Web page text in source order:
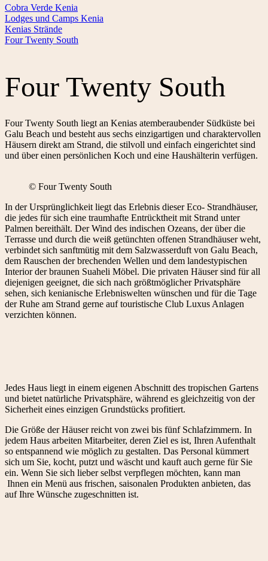
Cobra Verde Kenia
Lodges und Camps Kenia
Kenias Strände
Four Twenty South
Four Twenty South
Four Twenty South liegt an Kenias atemberaubender Südküste bei
Galu Beach und besteht aus sechs einzigartigen und charaktervollen
Häusern direkt am Strand, die stilvoll und einfach eingerichtet sind
und über einen persönlichen Koch und eine Haushälterin verfügen.
© Four Twenty South
In der Ursprünglichkeit liegt das Erlebnis dieser Eco- Strandhäuser,
die jedes für sich eine traumhafte Entrücktheit mit Strand unter
Palmen bereithält. Der Wind des indischen Ozeans, der über die
Terrasse und durch die weiß getünchten offenen Strandhäuser weht,
verbindet sich sanftmütig mit dem Salzwasserduft von Galu Beach,
dem Rauschen der brechenden Wellen und dem landestypischen
Interior der braunen Suaheli Möbel. Die privaten Häuser sind für all
diejenigen geeignet, die sich nach größtmöglicher Privatsphäre
sehen, sich kenianische Erlebniswelten wünschen und für die Tage
der Ruhe am Strand gerne auf touristische Club Luxus Anlagen
verzichten können.
Jedes Haus liegt in einem eigenen Abschnitt des tropischen Gartens
und bietet natürliche Privatsphäre, während es gleichzeitig von der
Sicherheit eines einzigen Grundstücks profitiert.
Die Größe der Häuser reicht von zwei bis fünf Schlafzimmern. In
jedem Haus arbeiten Mitarbeiter, deren Ziel es ist, Ihren Aufenthalt
so entspannend wie möglich zu gestalten. Das Personal kümmert
sich um Sie, kocht, putzt und wäscht und kauft auch gerne für Sie
ein. Wenn Sie sich lieber selbst verpflegen möchten, kann man
Ihnen ein Menü aus frischen, saisonalen Produkten anbieten, das
auf Ihre Wünsche zugeschnitten ist.